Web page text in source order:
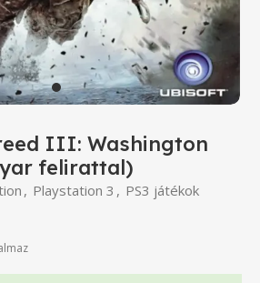
III: Washington
felirattal)
, Playstation 3 , PS3 játékok